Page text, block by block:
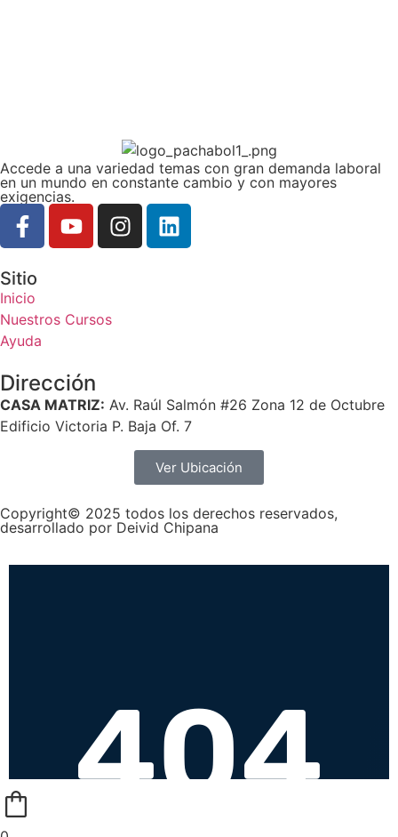
Accede a una variedad temas con gran demanda laboral
en un mundo en constante cambio y con mayores
exigencias.
Sitio
Inicio
Nuestros Cursos
Ayuda
Dirección
CASA MATRIZ: Av. Raúl Salmón #26 Zona 12 de Octubre
Edificio Victoria P. Baja Of. 7
Ver Ubicación
Copyright© 2025 todos los derechos reservados,
desarrollado por Deivid Chipana